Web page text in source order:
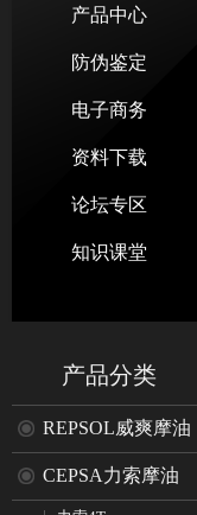
产品中心
防伪鉴定
电子商务
资料下载
论坛专区
知识课堂
产品分类
REPSOL威爽摩油
CEPSA力索摩油